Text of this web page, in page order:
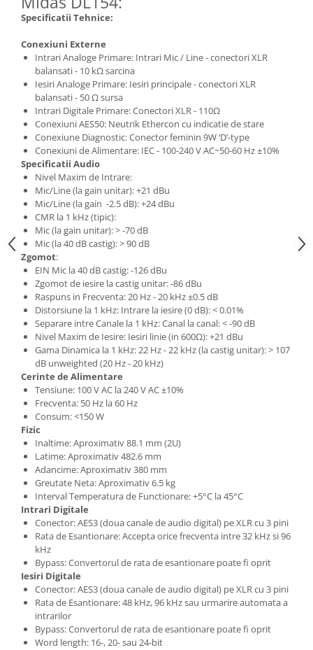
Microfoane de studio
Pop filtre
Preamplificatoare
Protectii antifonice pentru urechi
Rack studio
Recordere de studio
Recordere portabile
Sintetizatoare
Standuri si stative de monitoare
Subwoofere de studio
Tratament acustic
Lumini si efecte
Accesorii pentru lumini
Bare Led
Cabluri de Alimentare
Case-uri de lumini
Comenzi si controllere
Ecrane LED
Efecte de lumini
Lasere
Masini de fum si ceata
Mixere DMX
Moving Head-uri
Par Led si Pinspot
Proiectoare
Scene şi Ring-uri de Dans
Stative si schela lumini
Instrumente Muzicale
Chitare si bass
Claviaturi
Instrumente cu arcus
Instrumente de percutie
Instrumente de suflat
Instrumente si jucarii pentru copii
Specificatii Tehnice:
Conexiuni Externe
Intrari Analoge Primare: Intrari Mic / Line - conectori XLR
balansati - 10 kΩ sarcina
Iesiri Analoge Primare: Iesiri principale - conectori XLR
balansati - 50 Ω sursa
Intrari Digitale Primare: Conectori XLR - 110Ω
Conexiuni AES50: Neutrik Ethercon cu indicatie de stare
Conexiune Diagnostic: Conector feminin 9W ‘D’-type
Conexiuni de Alimentare: IEC - 100-240 V AC~50-60 Hz ±10%
Specificatii Audio
Nivel Maxim de Intrare:
Mic/Line (la gain unitar): +21 dBu
Mic/Line (la gain -2.5 dB): +24 dBu
CMR la 1 kHz (tipic):
Mic (la gain unitar): > -70 dB
Mic (la 40 dB castig): > 90 dB
Zgomot:
EIN Mic la 40 dB castig: -126 dBu
Zgomot de iesire la castig unitar: -86 dBu
Raspuns in Frecventa: 20 Hz - 20 kHz ±0.5 dB
Distorsiune la 1 kHz: Intrare la iesire (0 dB): < 0.01%
Separare intre Canale la 1 kHz: Canal la canal: < -90 dB
Nivel Maxim de Iesire: Iesiri linie (in 600Ω): +21 dBu
Gama Dinamica la 1 kHz: 22 Hz - 22 kHz (la castig unitar): > 107
dB unweighted (20 Hz - 20 kHz)
Cerinte de Alimentare
Tensiune: 100 V AC la 240 V AC ±10%
Frecventa: 50 Hz la 60 Hz
Consum: <150 W
Fizic
Inaltime: Aproximativ 88.1 mm (2U)
Latime: Aproximativ 482.6 mm
Adancime: Aproximativ 380 mm
Greutate Neta: Aproximativ 6.5 kg
Interval Temperatura de Functionare: +5°C la 45°C
Intrari Digitale
Conector: AES3 (doua canale de audio digital) pe XLR cu 3 pini
Rata de Esantionare: Accepta orice frecventa intre 32 kHz si 96
kHz
Bypass: Convertorul de rata de esantionare poate fi oprit
Iesiri Digitale
Conector: AES3 (doua canale de audio digital) pe XLR cu 3 pini
Rata de Esantionare: 48 kHz, 96 kHz sau urmarire automata a
intrarilor
Bypass: Convertorul de rata de esantionare poate fi oprit
Word length: 16-, 20- sau 24-bit